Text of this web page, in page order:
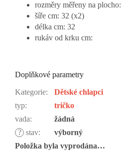
rozměry měřeny na plocho:
šíře cm: 32 (x2)
délka cm: 32
rukáv od krku cm:
Doplňkové parametry
Kategorie:
Dětské chlapci
typ:
tričko
vada:
žádná
? stav:
výborný
Položka byla vyprodána…